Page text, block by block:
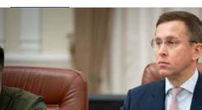
З 1 вересня українським
зарплати: Корецький розкрив
Одночасно з підвищенням зарплат
анонсував збільшення студентських
7.08.2026 00:29